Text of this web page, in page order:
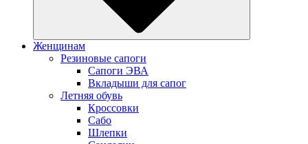
Женщинам
Резиновые сапоги
Cапоги ЭВА
Вкладыши для сапог
Летняя обувь
Кроссовки
Сабо
Шлепки